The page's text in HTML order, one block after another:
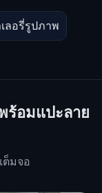
ลอรี่รูปภาพ
ร้อมแปะลาย
ต็มจอ